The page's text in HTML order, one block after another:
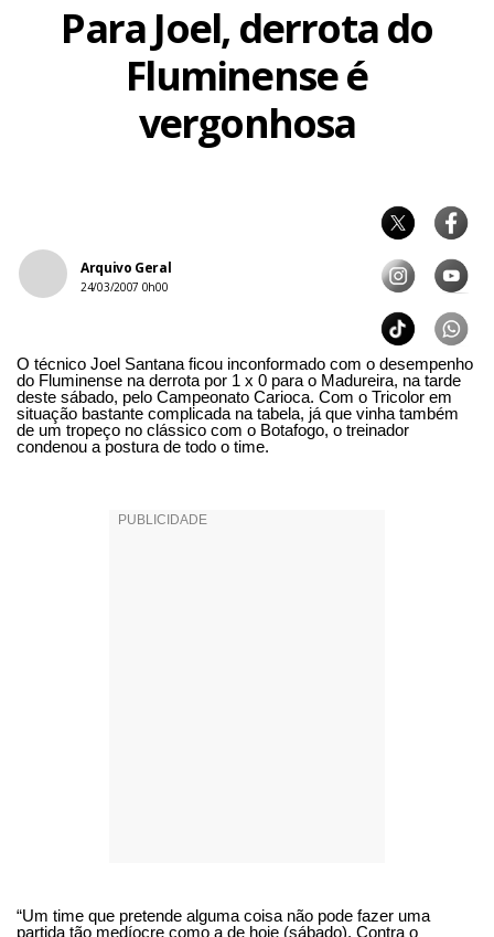
Para Joel, derrota do
Fluminense é
vergonhosa
Arquivo Geral
24/03/2007 0h00
O técnico Joel Santana ficou inconformado com o desempenho
do Fluminense na derrota por 1 x 0 para o Madureira, na tarde
deste sábado, pelo Campeonato Carioca. Com o Tricolor em
situação bastante complicada na tabela, já que vinha também
de um tropeço no clássico com o Botafogo, o treinador
condenou a postura de todo o time.
“Um time que pretende alguma coisa não pode fazer uma
partida tão medíocre como a de hoje (sábado). Contra o